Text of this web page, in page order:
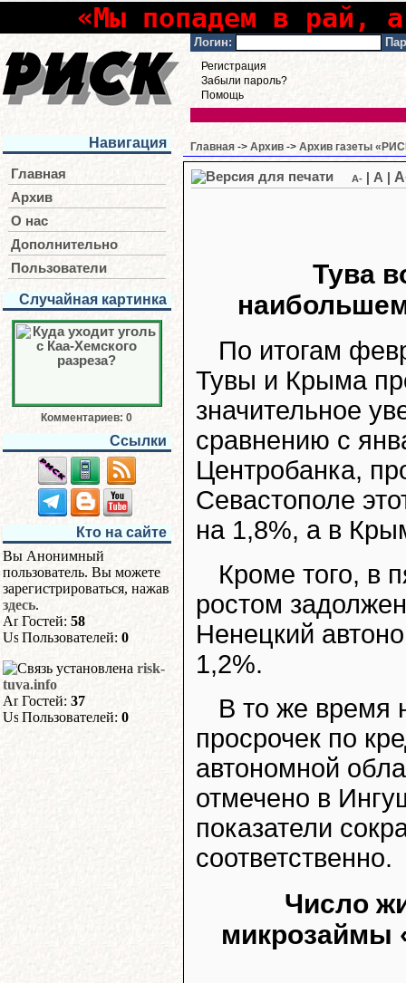
«Мы попадем в рай,
Логин:
Регистрация
Забыли пароль?
Помощь
Навигация
Главная
Архив
О нас
Дополнительно
Пользователи
Случайная картинка
Комментариев: 0
Ссылки
Кто на сайте
Вы Анонимный
пользователь. Вы можете
зарегистрироваться, нажав
здесь.
Гостей: 58
Пользователей: 0
risk-
tuva.info
Гостей: 37
Пользователей: 0
Главная -> Архив -> Архив газеты
A- A
Тува
По итогам
Тувы и Крыма
значительное
сравнению с
Центробанка,
Севастополе
на 1,8%, а в
Кроме того, в
ростом
Ненецкий
1,2%.
В то же время
просрочек по
автономной
отмечено в
показатели
соответственно.
Число
микрозаймы